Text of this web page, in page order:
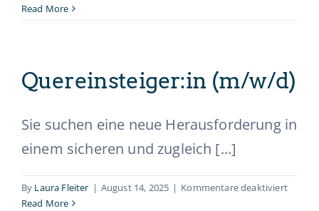
Read More
Quereinsteiger:in (m/w/d)
Sie suchen eine neue Herausforderung in
einem sicheren und zugleich [...]
By Laura Fleiter | August 14, 2025 | Kommentare deaktiviertfür
Read More